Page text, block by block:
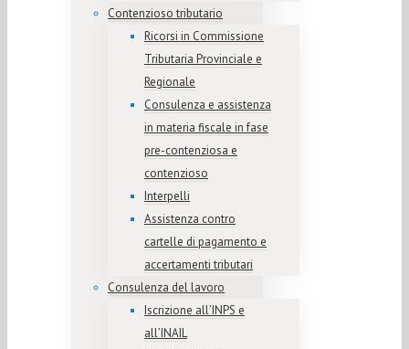
Contenzioso tributario
Ricorsi in Commissione
Tributaria Provinciale e
Regionale
Consulenza e assistenza
in materia fiscale in fase
pre-contenziosa e
contenzioso
Interpelli
Assistenza contro
cartelle di pagamento e
accertamenti tributari
Consulenza del lavoro
Iscrizione all’INPS e
all’INAIL